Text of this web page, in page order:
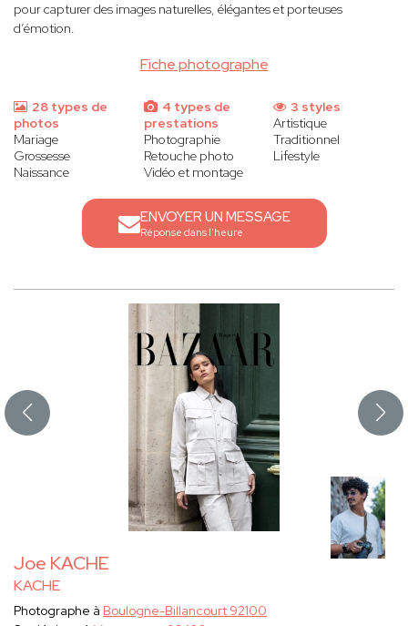
Fiche photographe
pour capturer des images naturelles, élégantes et porteuses
d’émotion.
28 types de
photos
Mariage
Grossesse
Naissance
4 types de
prestations
Photographie
Retouche photo
Vidéo et montage
3 styles
Artistique
Traditionnel
Lifestyle
ENVOYER UN MESSAGE
Réponse dans l'heure
Joe KACHE
KACHE
Photographe à Boulogne-Billancourt 92100